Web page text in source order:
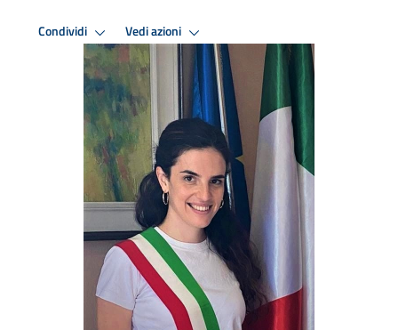
Condividi Vedi azioni